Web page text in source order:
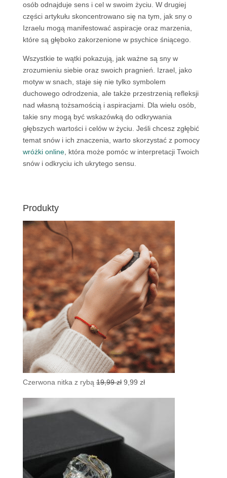
osób odnajduje sens i cel w swoim życiu. W drugiej
części artykułu skoncentrowano się na tym, jak sny o
Izraelu mogą manifestować aspiracje oraz marzenia,
które są głęboko zakorzenione w psychice śniącego.
Wszystkie te wątki pokazują, jak ważne są sny w
zrozumieniu siebie oraz swoich pragnień. Izrael, jako
motyw w snach, staje się nie tylko symbolem
duchowego odrodzenia, ale także przestrzenią refleksji
nad własną tożsamością i aspiracjami. Dla wielu osób,
takie sny mogą być wskazówką do odkrywania
głębszych wartości i celów w życiu. Jeśli chcesz zgłębić
temat snów i ich znaczenia, warto skorzystać z pomocy
wróżki online, która może pomóc w interpretacji Twoich
snów i odkryciu ich ukrytego sensu.
Produkty
Czerwona nitka z rybą 19,99zł Pierwotna
9,99 złAktualna